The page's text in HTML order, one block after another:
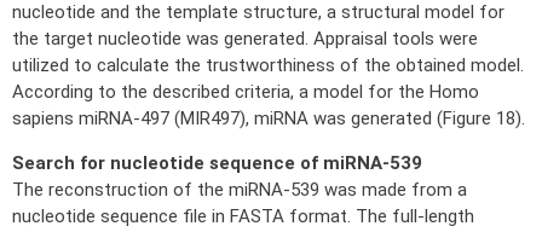
nucleotide and the template structure, a structural model for
the target nucleotide was generated. Appraisal tools were
utilized to calculate the trustworthiness of the obtained model.
According to the described criteria, a model for the Homo
sapiens miRNA-497 (MIR497), miRNA was generated (Figure 18).
Search for nucleotide sequence of miRNA-539
The reconstruction of the miRNA-539 was made from a
nucleotide sequence file in FASTA format. The full-length